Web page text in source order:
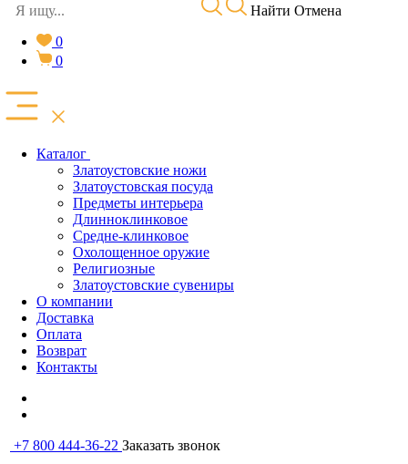
Найти Отмена
0
0
Каталог
Златоустовские ножи
Златоустовская посуда
Предметы интерьера
Длинноклинковое
Средне-клинковое
Охолощенное оружие
Религиозные
Златоустовские сувениры
О компании
Доставка
Оплата
Возврат
Контакты
+7 800 444-36-22 Заказать звонок